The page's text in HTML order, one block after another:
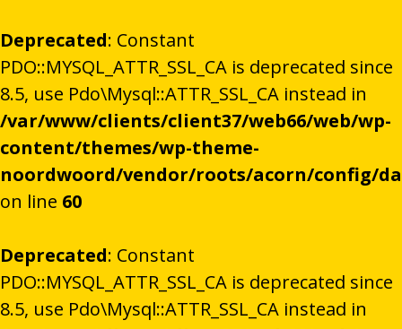
Deprecated: Constant
PDO::MYSQL_ATTR_SSL_CA is deprecated since
8.5, use Pdo\Mysql::ATTR_SSL_CA instead in
/var/www/clients/client37/web66/web/wp-
content/themes/wp-theme-
noordwoord/vendor/roots/acorn/config/
on line 60
Deprecated: Constant
PDO::MYSQL_ATTR_SSL_CA is deprecated since
8.5, use Pdo\Mysql::ATTR_SSL_CA instead in